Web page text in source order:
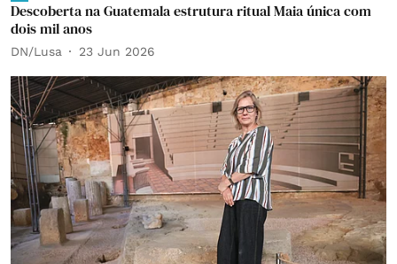
Descoberta na Guatemala estrutura ritual Maia única com
dois mil anos
DN/Lusa 23 Jun 2026